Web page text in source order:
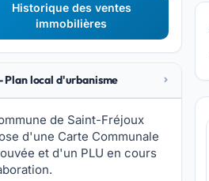
Historique des ventes
immobilières
Plan local d'urbanisme
de Saint-Fréjoux
d'une Carte Communale
et d'un PLU en cours